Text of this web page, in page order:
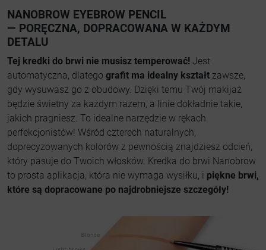
NANOBROW EYEBROW PENCIL
— PORĘCZNA, DOPRACOWANA W KAŻDYM
DETALU
Tej kredki do brwi nie musisz temperować! Jest
automatyczna, dlatego grafit ma idealny kształt zawsze,
gdy wysuwasz go z obudowy. Dzięki temu Twój makijaż
będzie świetny za każdym razem, a linie dokładnie takie,
jakich pragniesz. To idealne narzędzie w rękach
perfekcjonistów! Wśród czterech naturalnych,
doprecyzowanych kolorów z pewnością znajdziesz odcień,
który pasuje do Twoich włosków. Kredka do brwi Nanobrow
to prosta aplikacja, która nie wymaga wysiłku, i piękne brwi,
które są dopracowane po najdrobniejsze szczegóły!